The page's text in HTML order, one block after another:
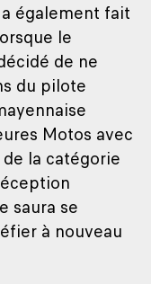
également fait
le
de ne
du pilote
Motos avec
la catégorie
saura se
à nouveau